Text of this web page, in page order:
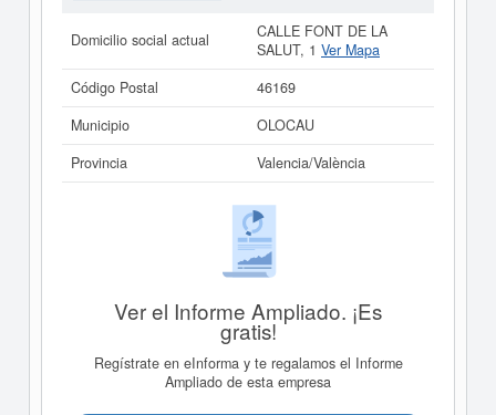
Domicilio social actual
CALLE FONT DE LA
SALUT, 1 Ver Mapa
Código Postal
46169
Municipio
OLOCAU
Provincia
Valencia/València
Ver el Informe Ampliado. ¡Es
gratis!
Regístrate en eInforma y te regalamos el Informe
Ampliado de esta empresa